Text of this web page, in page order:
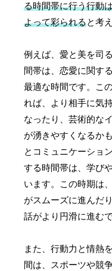
る時間帯に行う行動
よって彩られると考
例えば、愛と美を司
間帯は、恋愛に関す
最適な時間です。こ
れば、より相手に気
なったり、芸術的な
が湧きやすくなるか
とコミュニケーショ
する時間帯は、学び
います。この時期は
がスムーズに進んだ
話がより円滑に進むで
また、行動力と情熱
間は、スポーツや競